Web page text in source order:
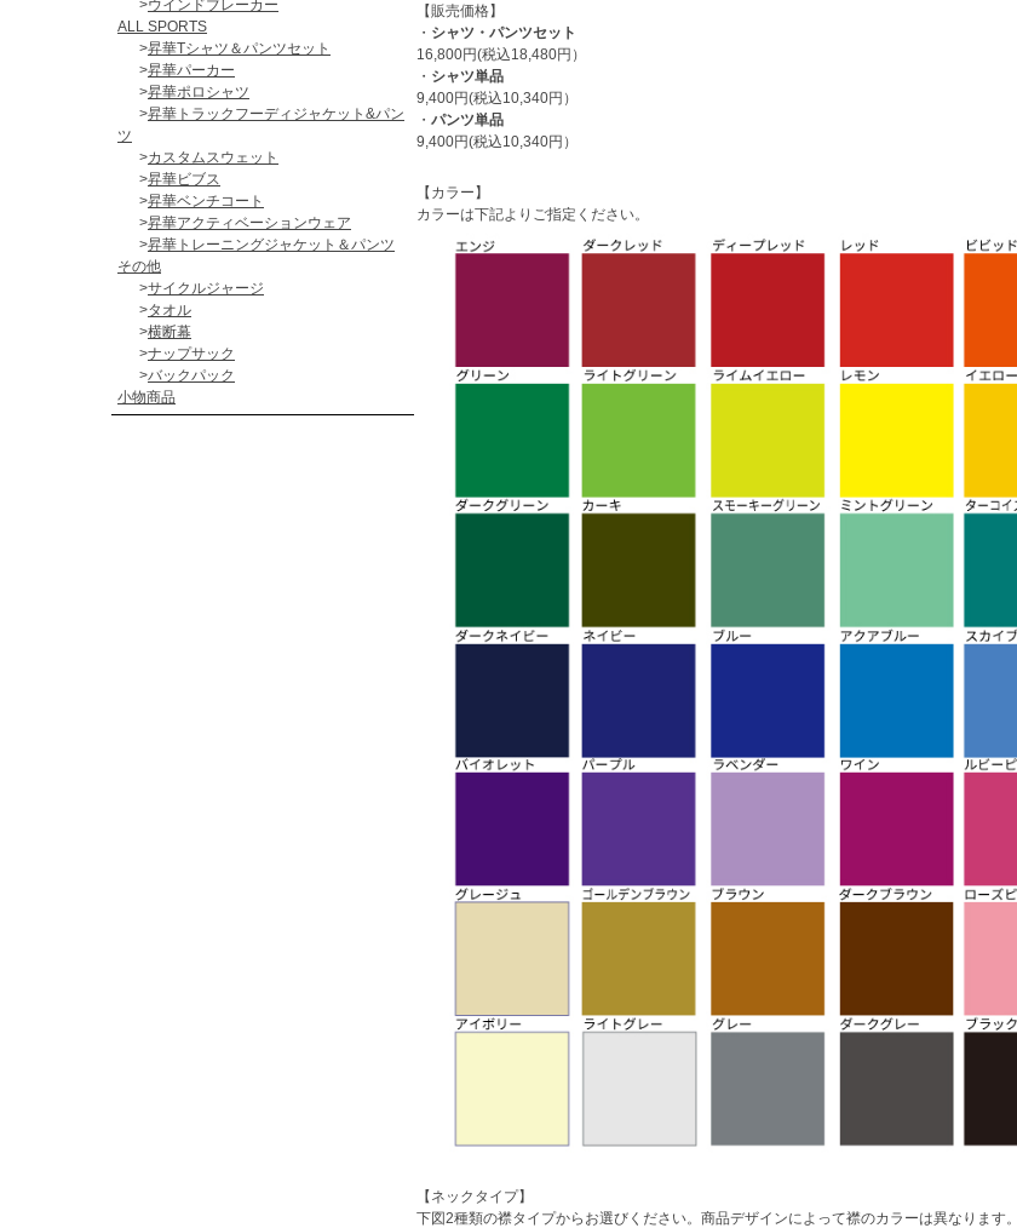
>ウインドブレーカー
ALL SPORTS
>昇華Tシャツ＆パンツセット
>昇華パーカー
>昇華ポロシャツ
>昇華トラックフーディジャケット&パン
ツ
>カスタムスウェット
>昇華ビブス
>昇華ベンチコート
>昇華アクティベーションウェア
>昇華トレーニングジャケット＆パンツ
その他
>サイクルジャージ
>タオル
>横断幕
>ナップサック
>バックパック
小物商品
【販売価格】
・ シャツ・パンツセット
16,800円(税込18,480円）
・ シャツ単品
9,400円(税込10,340円）
・ パンツ単品
9,400円(税込10,340円）
【カラー】
カラーは下記よりご指定ください。
【ネックタイプ】
下図2種類の襟タイプからお選びください。商品デザインによって襟のカラーは異なります。